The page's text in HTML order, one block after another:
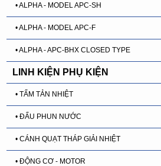
• ALPHA - MODEL APC-SH
• ALPHA - MODEL APC-F
• ALPHA - APC-BHX CLOSED TYPE
LINH KIỆN PHỤ KIỆN
• TẤM TẢN NHIỆT
• ĐẤU PHUN NƯỚC
• CÁNH QUẠT THÁP GIẢI NHIỆT
• ĐỘNG CƠ - MOTOR